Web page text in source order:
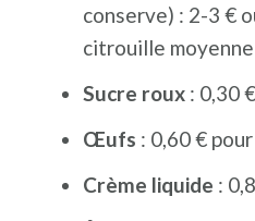
conserve) : 2-3 €
citrouille moyenne
Sucre roux : 0,30
Œufs : 0,60 €
Crème liquide :